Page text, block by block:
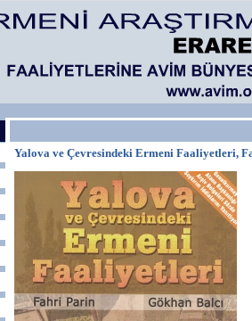
Yalova ve Çevresindeki Ermeni Faaliyetleri,